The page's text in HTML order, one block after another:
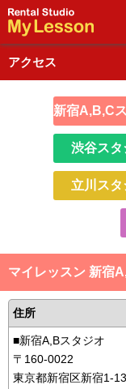
アクセス
新宿A,B,C
渋谷スタ
立川スタ
マイレッスン 新宿
住所
■新宿A,Bスタジオ
〒160-0022
東京都新宿区新宿1-